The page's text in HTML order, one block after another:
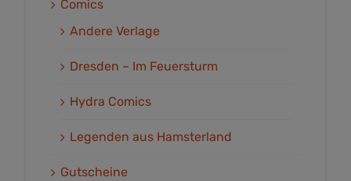
Comics
Andere Verlage
Dresden – Im Feuersturm
Hydra Comics
Legenden aus Hamsterland
Gutscheine